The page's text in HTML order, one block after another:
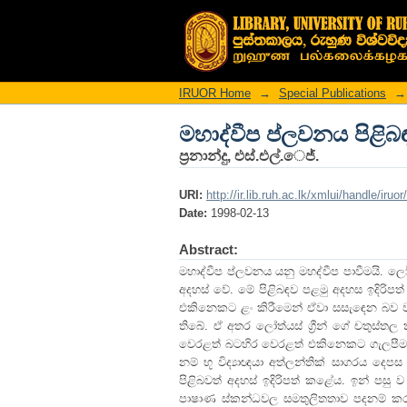
මහාද්වීප ප්ලවනය
IRUOR Home → Special Publications →
මහාද්වීප ප්ලවනය
ප්‍රනාන්දු, එස්.එල්.‌ෙජ්.
URI: http://ir.lib.ruh.ac.lk/xmlui/handle/
Date: 1998-02-13
Abstract:
මහාද්වීප ප්ලවනය යනු මහද්වීප පාවීමයි.
අදහස් වේ. මේ පිළිබඳව පළමු අදහස
එකිනෙකට ළං කිරීමෙන් ඒවා සසැඳෙන බව
තිබේ. ඒ අතර ලෝත්යස් ග්‍රීන් ගේ චතුස්තල
වෙරළත් බටහිර වෙරළත් එකිනෙකට ගැලපීම
නම් භූ විද්‍යාඥයා අත්ලන්තික් සාගරය
පිළිබවත් අදහස් ඉදිරිපත් කළේය. ඉන් පසු
පාෂාණ ස්කන්ධවල සමතුලිතතාව පදනම්